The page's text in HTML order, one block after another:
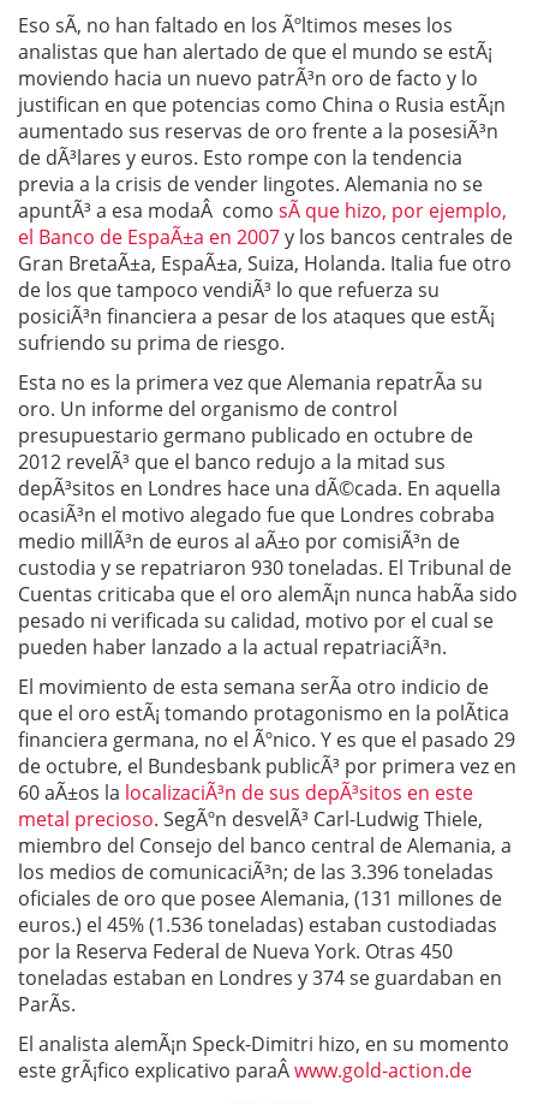
Eso sÃ­, no han faltado en los Ãºltimos meses los
analistas que han alertado de que el mundo se estÃ¡
moviendo hacia un nuevo patrÃ³n oro de facto y lo
justifican en que potencias como China o Rusia estÃ¡n
aumentado sus reservas de oro frente a la posesiÃ³n
de dÃ³lares y euros. Esto rompe con la tendencia
previa a la crisis de vender lingotes. Alemania no se
apuntÃ³ a esa modaÂ como sÃ­ que hizo, por ejemplo,
el Banco de EspaÃ±a en 2007y los bancos centrales de
Gran BretaÃ±a, EspaÃ±a, Suiza, Holanda. Italia fue otro
de los que tampoco vendiÃ³ lo que refuerza su
posiciÃ³n financiera a pesar de los ataques que estÃ¡
sufriendo su prima de riesgo.
Esta no es la primera vez que Alemania repatrÃ­a su
oro. Un informe del organismo de control
presupuestario germano publicado en octubre de
2012 revelÃ³ que el banco redujo a la mitad sus
depÃ³sitos en Londres hace una dÃ©cada. En aquella
ocasiÃ³n el motivo alegado fue que Londres cobraba
medio millÃ³n de euros al aÃ±o por comisiÃ³n de
custodia y se repatriaron 930 toneladas. El Tribunal de
Cuentas criticaba que el oro alemÃ¡n nunca habÃ­a sido
pesado ni verificada su calidad, motivo por el cual se
pueden haber lanzado a la actual repatriaciÃ³n.
El movimiento de esta semana serÃ­a otro indicio de
que el oro estÃ¡ tomando protagonismo en la polÃ­tica
financiera germana, no el Ãºnico. Y es que el pasado 29
de octubre, el Bundesbank publicÃ³ por primera vez en
60 aÃ±os la localizaciÃ³n de sus depÃ³sitos en este
metal precioso. SegÃºn desvelÃ³ Carl-Ludwig Thiele,
miembro del Consejo del banco central de Alemania, a
los medios de comunicaciÃ³n; de las 3.396 toneladas
oficiales de oro que posee Alemania, (131 millones de
euros.) el 45% (1.536 toneladas) estaban custodiadas
por la Reserva Federal de Nueva York. Otras 450
toneladas estaban en Londres y 374 se guardaban en
ParÃ­s.
El analista alemÃ¡n Speck-Dimitri hizo, en su momento
este grÃ¡fico explicativo paraÂwww.gold-action.de